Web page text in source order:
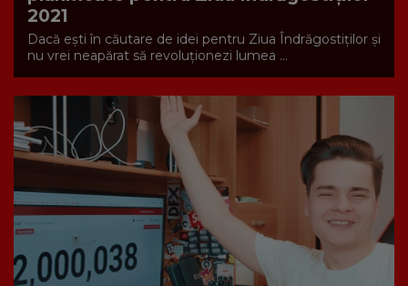
2021
Dacă ești în căutare de idei pentru Ziua Îndrăgostiților și
nu vrei neapărat să revoluționezi lumea ...